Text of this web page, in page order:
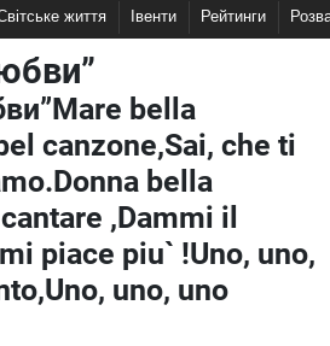
Світське життя Івенти Рейтинги
bella
canzone,Sai, che ti
bella
,Dammi il
piace piu` !Uno, uno,
uno, uno